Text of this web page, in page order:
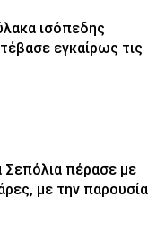
ισόπεδης
εγκαίρως τις
πέρασε με
με την παρουσία